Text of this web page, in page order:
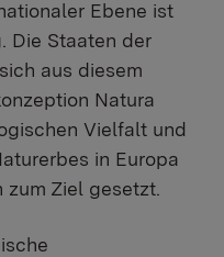
Ebene ist
Die Staaten der
aus diesem
Natura
Vielfalt und
in Europa
Ziel gesetzt.